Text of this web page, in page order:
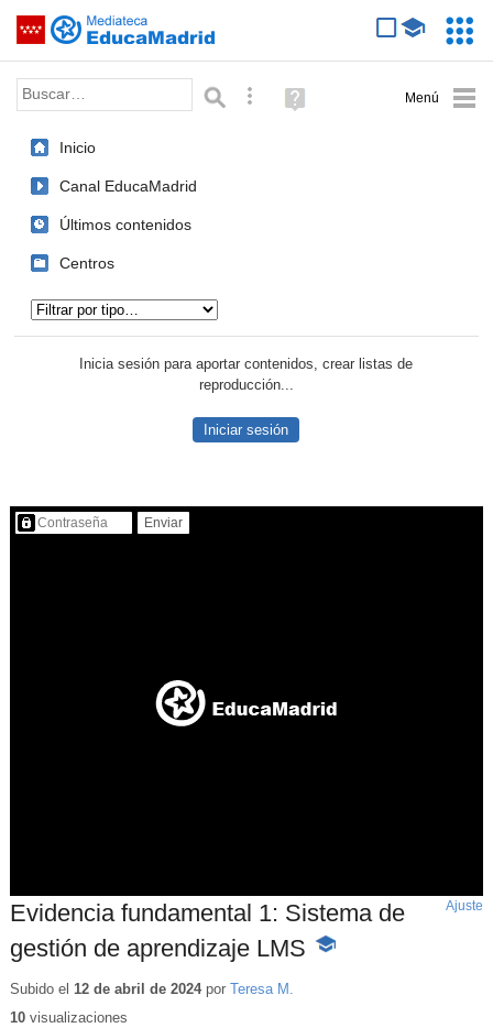
Saltar navegación
Palabra o frase: Búsqueda avanzada
Ayuda
(en
Inicio
Canal EducaMadrid
Últimos contenidos
Centros
Inicia sesión para aportar contenidos, crear listas de
reproducción...
Iniciar sesión
Contenido protegido…
Evidencia fundamental 1: Sistema de
gestión de aprendizaje LMS
-
Ajuste
Subido el 12 de abril de 2024por Teresa M.
10visualizaciones